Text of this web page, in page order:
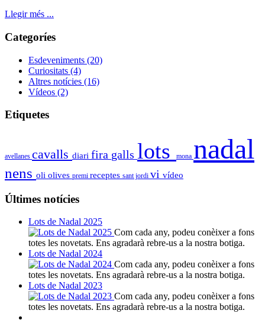
Llegir més ...
Categoríes
Esdeveniments (20)
Curiositats (4)
Altres notícies (16)
Vídeos (2)
Etiquetes
avellanes cavalls diari fira galls lots mona nadal
nens oli olives premi receptes sant jordi vi vídeo
Últimes notícies
Lots de Nadal 2025
Com cada any, podeu conèixer a fons
totes les novetats. Ens agradarà rebre-us a la nostra botiga.
Lots de Nadal 2024
Com cada any, podeu conèixer a fons
totes les novetats. Ens agradarà rebre-us a la nostra botiga.
Lots de Nadal 2023
Com cada any, podeu conèixer a fons
totes les novetats. Ens agradarà rebre-us a la nostra botiga.